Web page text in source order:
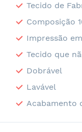
Tecido de
Composição
Impressão
Tecido que
Dobrável
Lavável
Acabamento